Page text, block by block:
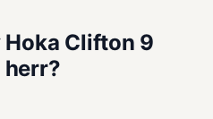
Clifton 9